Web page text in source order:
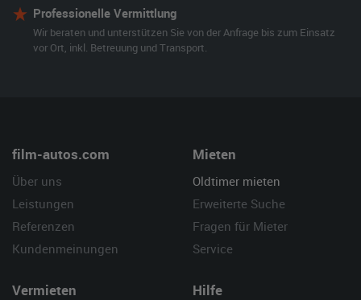
Professionelle Vermittlung
Wir beraten und unterstützen Sie von der Anfrage bis zum Einsatz
vor Ort, inkl. Betreuung und Transport.
film-autos.com
Über uns
Leistungen
Referenzen
Kundenmeinungen
Mieten
Oldtimer mieten
Erweiterte Suche
Fragen für Mieter
Service
Vermieten Hilfe